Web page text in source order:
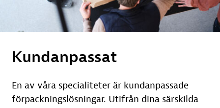
Kundanpassat
En av våra specialiteter är kundanpassade
förpackningslösningar. Utifrån dina särskilda